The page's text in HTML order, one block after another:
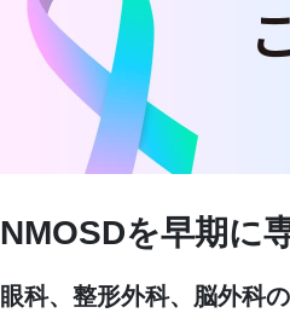
NMOSDを早期に
眼科、整形外科、脳外科